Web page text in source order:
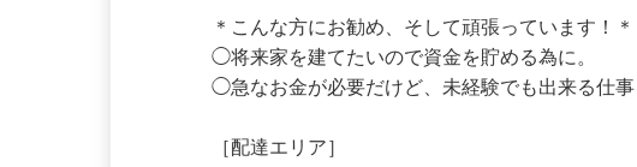
＊こんな方にお勧め、そして頑張っています！＊
◯将来家を建てたいので資金を貯める為に。